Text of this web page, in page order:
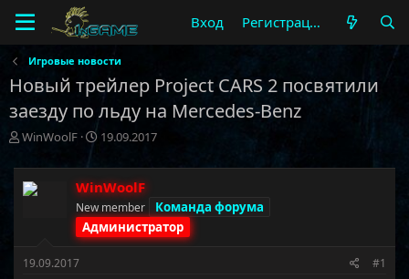
Вход Регистрация
Игровые новости
Новый трейлер Project CARS 2 посвятили
заезду по льду на Mercedes-Benz
А
т
о
р
ы
WinWoolF
Д
т
а
н
а
ч
19.09.2017
WinWoolF
New member
Команда форума
Администратор
19.09.2017 #1